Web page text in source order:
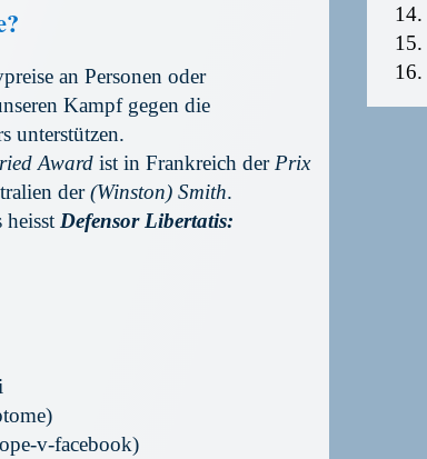
an Personen oder
Kampf gegen die
unterstützen.
Award ist in Frankreich der Prix
der(Winston) Smith.
heisst Defensor Libertatis:
v-facebook)